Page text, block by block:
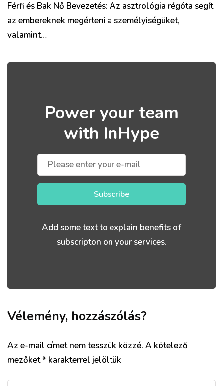
Férfi és Bak Nő Bevezetés: Az asztrológia régóta segít
az embereknek megérteni a személyiségüket,
valamint…
Power your team
with InHype
Subscribe
Add some text to explain benefits of
subscripton on your services.
Vélemény, hozzászólás?
Az e-mail címet nem tesszük közzé. A kötelező
mezőket* karakterrel jelöltük